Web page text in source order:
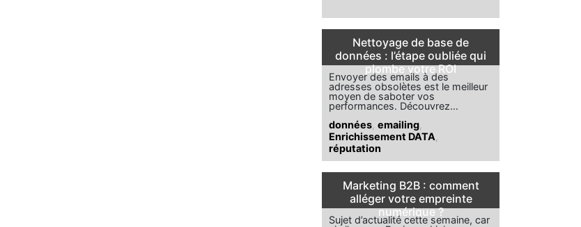
Nettoyage de base de
données : l’étape oubliée qui
plombe votre ROI
Envoyer des emails à des
adresses obsolètes est le meilleur
moyen de saboter vos
performances. Découvrez…
données emailing
Enrichissement DATA
réputation
Marketing B2B : comment
alléger votre empreinte
numérique ?
Sujet d’actualité cette semaine, car